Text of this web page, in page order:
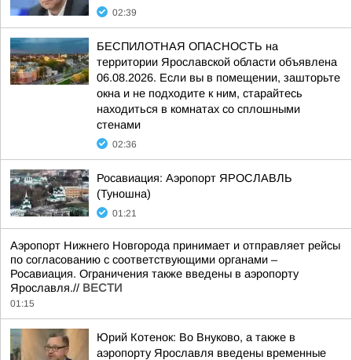
02:39
БЕСПИЛОТНАЯ ОПАСНОСТЬ на
территории Ярославской области объявлена
06.08.2026. Если вы в помещении, зашторьте
окна и не подходите к ним, старайтесь
находиться в комнатах со сплошными
стенами
02:36
Росавиация: Аэропорт ЯРОСЛАВЛЬ
(Туношна)
01:21
Аэропорт Нижнего Новгорода принимает и отправляет рейсы
по согласованию с соответствующими органами –
Росавиация. Ограничения также введены в аэропорту
Ярославля.// ВЕСТИ
01:15
Юрий Котенок: Во Внуково, а также в
аэропорту Ярославля введены временные